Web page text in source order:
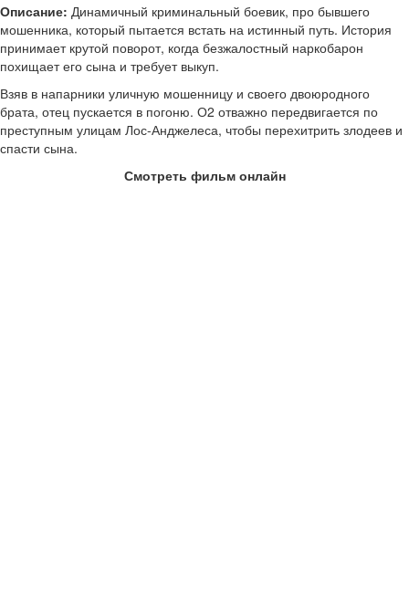
Описание: Динамичный криминальный боевик, про бывшего
мошенника, который пытается встать на истинный путь. История
принимает крутой поворот, когда безжалостный наркобарон
похищает его сына и требует выкуп.
Взяв в напарники уличную мошенницу и своего двоюродного
брата, отец пускается в погоню. О2 отважно передвигается по
преступным улицам Лос-Анджелеса, чтобы перехитрить злодеев и
спасти сына.
Смотреть фильм онлайн